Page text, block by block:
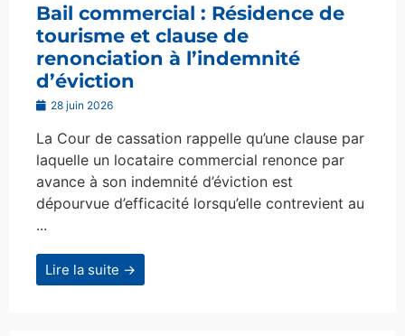
Bail commercial : Résidence de
tourisme et clause de
renonciation à l’indemnité
d’éviction
28 juin 2026
La Cour de cassation rappelle qu’une clause par
laquelle un locataire commercial renonce par
avance à son indemnité d’éviction est
dépourvue d’efficacité lorsqu’elle contrevient au
...
Lire la suite →